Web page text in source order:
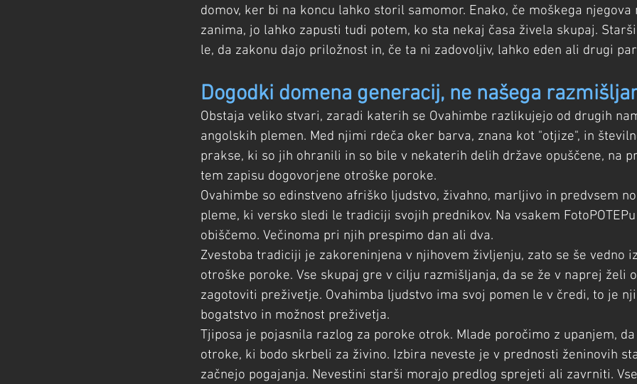
domov, ker bi na koncu lahko storil samomor. Enako, če moškega njegova
zanima, jo lahko zapusti tudi potem, ko sta nekaj časa živela skupaj.
le, da zakonu dajo priložnost in, če ta ni zadovoljiv, lahko eden ali drugi
Dogodki domena generacij, ne našega
Obstaja veliko stvari, zaradi katerih se Ovahimbe razlikujejo od drugih
angolskih plemen. Med njimi rdeča oker barva, znana kot "otjize", in
prakse, ki so jih ohranili in so bile v nekaterih delih države opuščene, na
tem zapisu dogovorjene otroške poroke.
Ovahimbe so edinstveno afriško ljudstvo, živahno, marljivo in predvsem
pleme, ki versko sledi le tradiciji svojih prednikov. Na vsakem
obiščemo. Večinoma pri njih prespimo dan ali dva.
Zvestoba tradiciji je zakoreninjena v njihovem življenju, zato se še vedno
otroške poroke. Vse skupaj gre v cilju razmišljanja, da se že v naprej želi
zagotoviti preživetje. Ovahimba ljudstvo ima svoj pomen le v čredi, to je
bogatstvo in možnost preživetja.
Tjiposa je pojasnila razlog za poroke otrok. Mlade poročimo z upanjem,
otroke, ki bodo skrbeli za živino. Izbira neveste je v prednosti ženinovih
začnejo pogajanja. Nevestini starši morajo predlog sprejeti ali zavrniti.